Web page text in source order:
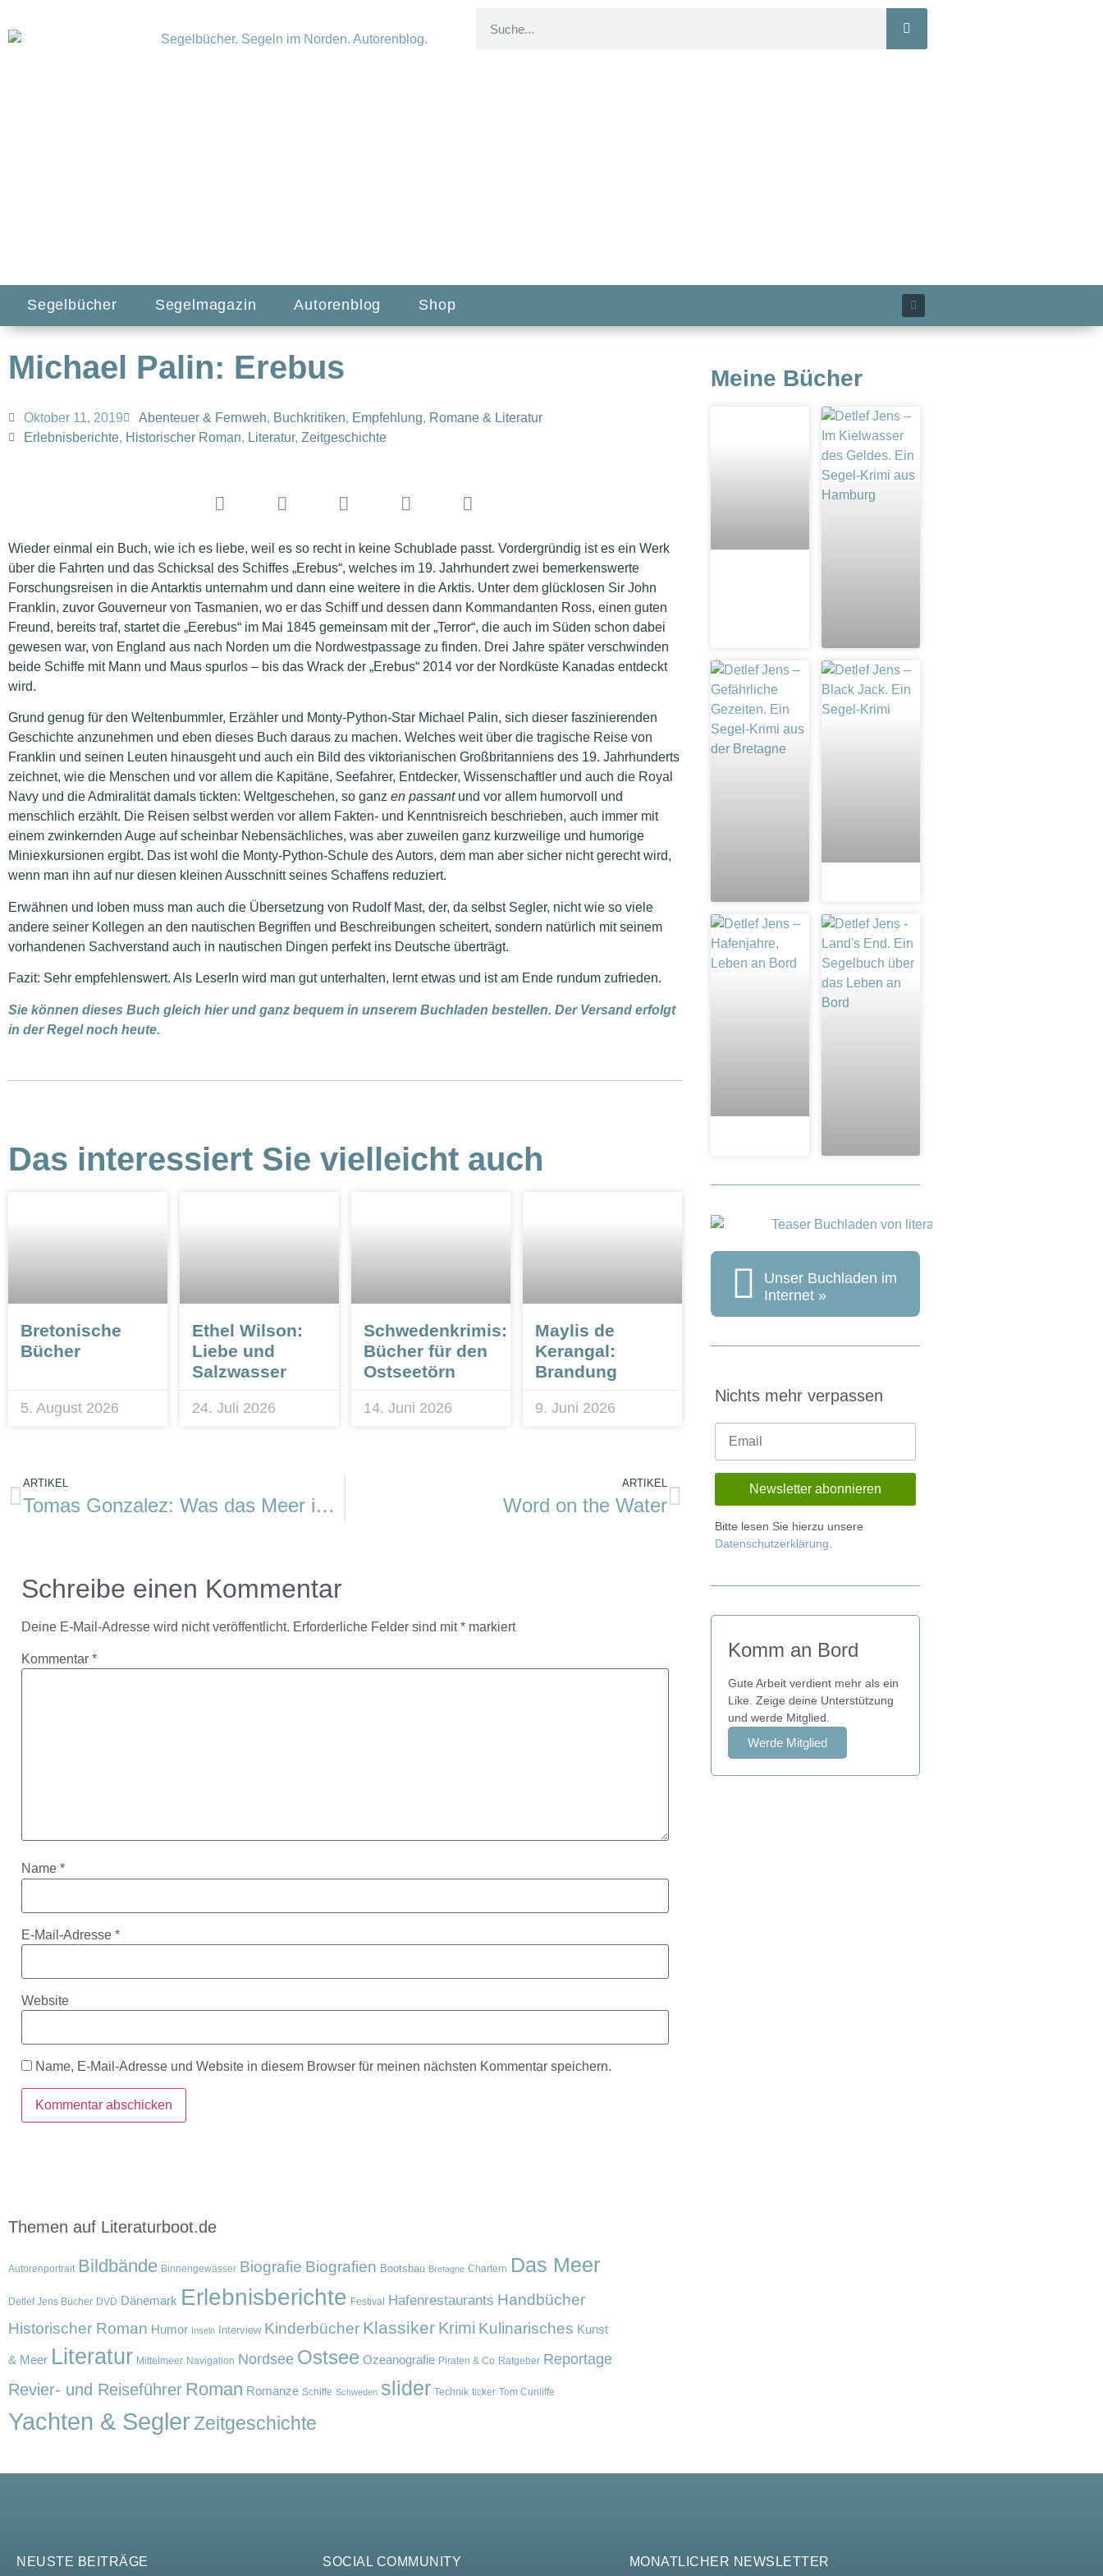
Segelbücher Segelmagazin Autorenblog Shop
Michael Palin: Erebus
Oktober 11, 2019 Abenteuer & Fernweh, Buchkritiken, Empfehlung, Romane & Literatur
Erlebnisberichte, Historischer Roman, Literatur, Zeitgeschichte
Wieder einmal ein Buch, wie ich es liebe, weil es so recht in keine Schublade passt. Vordergründig ist es ein Werk
über die Fahrten und das Schicksal des Schiffes „Erebus“, welches im 19. Jahrhundert zwei bemerkenswerte
Forschungsreisen in die Antarktis unternahm und dann eine weitere in die Arktis. Unter dem glücklosen Sir John
Franklin, zuvor Gouverneur von Tasmanien, wo er das Schiff und dessen dann Kommandanten Ross, einen guten
Freund, bereits traf, startet die „Eerebus“ im Mai 1845 gemeinsam mit der „Terror“, die auch im Süden schon dabei
gewesen war, von England aus nach Norden um die Nordwestpassage zu finden. Drei Jahre später verschwinden
beide Schiffe mit Mann und Maus spurlos – bis das Wrack der „Erebus“ 2014 vor der Nordküste Kanadas entdeckt
wird.
Grund genug für den Weltenbummler, Erzähler und Monty-Python-Star Michael Palin, sich dieser faszinierenden
Geschichte anzunehmen und eben dieses Buch daraus zu machen. Welches weit über die tragische Reise von
Franklin und seinen Leuten hinausgeht und auch ein Bild des viktorianischen Großbritanniens des 19. Jahrhunderts
zeichnet, wie die Menschen und vor allem die Kapitäne, Seefahrer, Entdecker, Wissenschaftler und auch die Royal
Navy und die Admiralität damals tickten: Weltgeschehen, so ganz en passantund vor allem humorvoll und
menschlich erzählt. Die Reisen selbst werden vor allem Fakten- und Kenntnisreich beschrieben, auch immer mit
einem zwinkernden Auge auf scheinbar Nebensächliches, was aber zuweilen ganz kurzweilige und humorige
Miniexkursionen ergibt. Das ist wohl die Monty-Python-Schule des Autors, dem man aber sicher nicht gerecht wird,
wenn man ihn auf nur diesen kleinen Ausschnitt seines Schaffens reduziert.
Erwähnen und loben muss man auch die Übersetzung von Rudolf Mast, der, da selbst Segler, nicht wie so viele
andere seiner Kollegen an den nautischen Begriffen und Beschreibungen scheitert, sondern natürlich mit seinem
vorhandenen Sachverstand auch in nautischen Dingen perfekt ins Deutsche überträgt.
Fazit: Sehr empfehlenswert. Als LeserIn wird man gut unterhalten, lernt etwas und ist am Ende rundum zufrieden.
Sie können dieses Buch gleich hier und ganz bequem in unserem Buchladen bestellen. Der Versand erfolgt
in der Regel noch heute.
Das interessiert Sie vielleicht auch
Bretonische
Bücher
5. August 2026
Ethel Wilson:
Liebe und
Salzwasser
24. Juli 2026
Schwedenkrimis:
Bücher für den
Ostseetörn
14. Juni 2026
Maylis de
Kerangal:
Brandung
9. Juni 2026
ARTIKEL
Tomas Gonzalez: Was das Meer ihnen vorschlug
ARTIKEL
Word on the Water
Schreibe einen Kommentar
Deine E-Mail-Adresse wird nicht veröffentlicht. Erforderliche Felder sind mit* markiert
Kommentar *
Name *
E-Mail-Adresse *
Website
Name, E-Mail-Adresse und Website in diesem Browser für meinen nächsten Kommentar speichern.
Meine Bücher
Unser Buchladen im
Internet »
Nichts mehr verpassen
Bitte lesen Sie hierzu unsere
Datenschutzerklärung
Komm an Bord
Gute Arbeit verdient mehr als ein
Like. Zeige deine Unterstützung
und werde Mitglied.
Werde Mitglied
Themen auf Literaturboot.de
Autorenportrait Bildbände Binnengewässer Biografie Biografien Bootsbau Bretagne Chartern Das Meer
Detlef Jens Bücher DVD Dänemark Erlebnisberichte Festival Hafenrestaurants Handbücher
Historischer Roman Humor Inseln Interview Kinderbücher Klassiker Krimi Kulinarisches Kunst
& Meer Literatur Mittelmeer Navigation Nordsee Ostsee Ozeanografie Piraten & Co Ratgeber Reportage
Revier- und Reiseführer Roman Romanze Schiffe Schweden slider Technik ticker Tom Cunliffe
Yachten & SeglerZeitgeschichte
NEUSTE BEITRÄGE SOCIAL COMMUNITY MONATLICHER NEWSLETTER